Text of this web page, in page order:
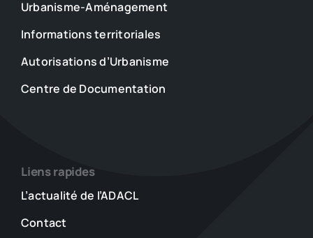
Urbanisme-Aménagement
Informations territoriales
Autorisations d’Urbanisme
Centre de Documentation
Liens rapides
L’actualité de l’ADACL
Contact